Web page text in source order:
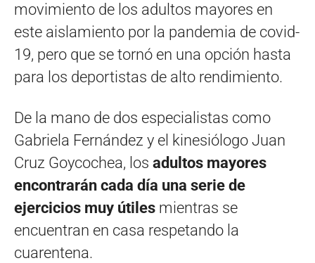
movimiento de los adultos mayores en
este aislamiento por la pandemia de covid-
19, pero que se tornó en una opción hasta
para los deportistas de alto rendimiento.
De la mano de dos especialistas como
Gabriela Fernández y el kinesiólogo Juan
Cruz Goycochea, los adultos mayores
encontrarán cada día una serie de
ejercicios muy útiles mientras se
encuentran en casa respetando la
cuarentena.